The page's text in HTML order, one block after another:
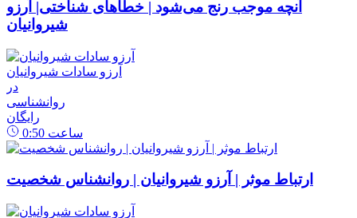
آنچه موجب رنج می‌شود | خطاهای شناختی| آرزو
شیروانیان
آرزو سادات شیروانیان
در
روانشناسی
رایگان
0:50 ساعت
ارتباط موثر | آرزو شیروانیان | روانشناس شخصیت